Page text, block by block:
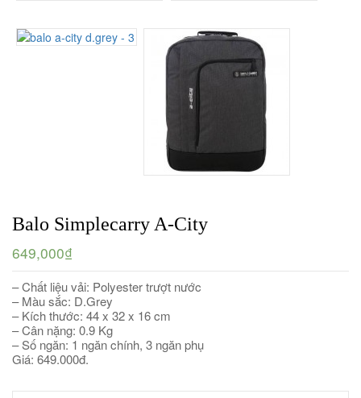
Balo Simplecarry A-City
649,000₫
– Chất liệu vải: Polyester trượt nước
– Màu sắc: D.Grey
– Kích thước: 44 x 32 x 16 cm
– Cân nặng: 0.9 Kg
– Số ngăn: 1 ngăn chính, 3 ngăn phụ
Giá: 649.000đ.